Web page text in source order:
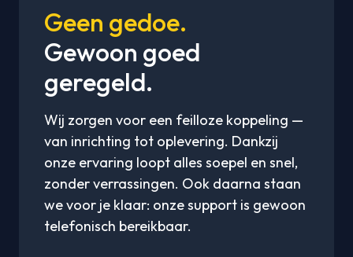
Geen gedoe.
Gewoon goed
geregeld.
Wij zorgen voor een feilloze koppeling —
van inrichting tot oplevering. Dankzij
onze ervaring loopt alles soepel en snel,
zonder verrassingen. Ook daarna staan
we voor je klaar: onze support is gewoon
telefonisch bereikbaar.